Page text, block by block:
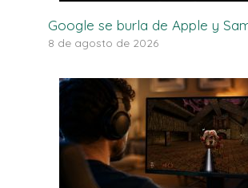
Google se burla de Apple y
8 de agosto de 2026